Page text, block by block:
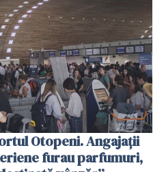
Otopeni. Angajații
furau parfumuri,